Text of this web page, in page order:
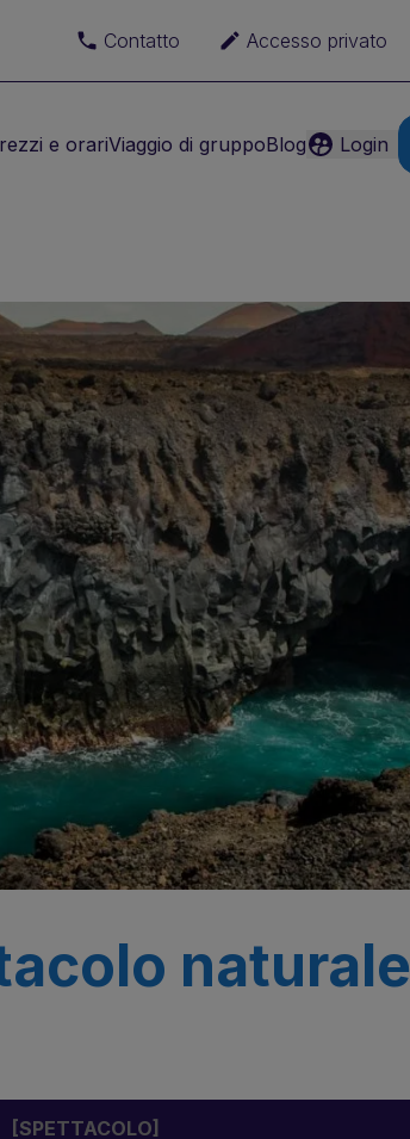
Contatto Accesso privato
e orariViaggio di gruppoBlog Login
naturale